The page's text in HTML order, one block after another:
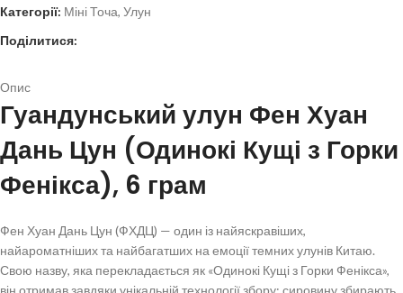
Категорії: Міні Точа, Улун
Поділитися:
Опис
Гуандунський улун Фен Хуан
Дань Цун (Одинокі Кущі з Горки
Фенікса), 6 грам
Фен Хуан Дань Цун (ФХДЦ) — один із найяскравіших,
найароматніших та найбагатших на емоції темних улунів Китаю.
Свою назву, яка перекладається як «Одинокі Кущі з Горки Фенікса»,
він отримав завдяки унікальній технології збору: сировину збирають